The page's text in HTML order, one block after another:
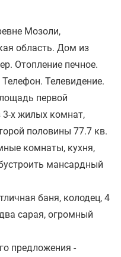
Мозоли,
область. Дом из
Отопление печное.
Телевидение.
первой
3-х жилых комнат,
половины 77.7 кв.
комнаты, кухня,
мансардный
баня, колодец, 4
сарая, огромный
предложения -